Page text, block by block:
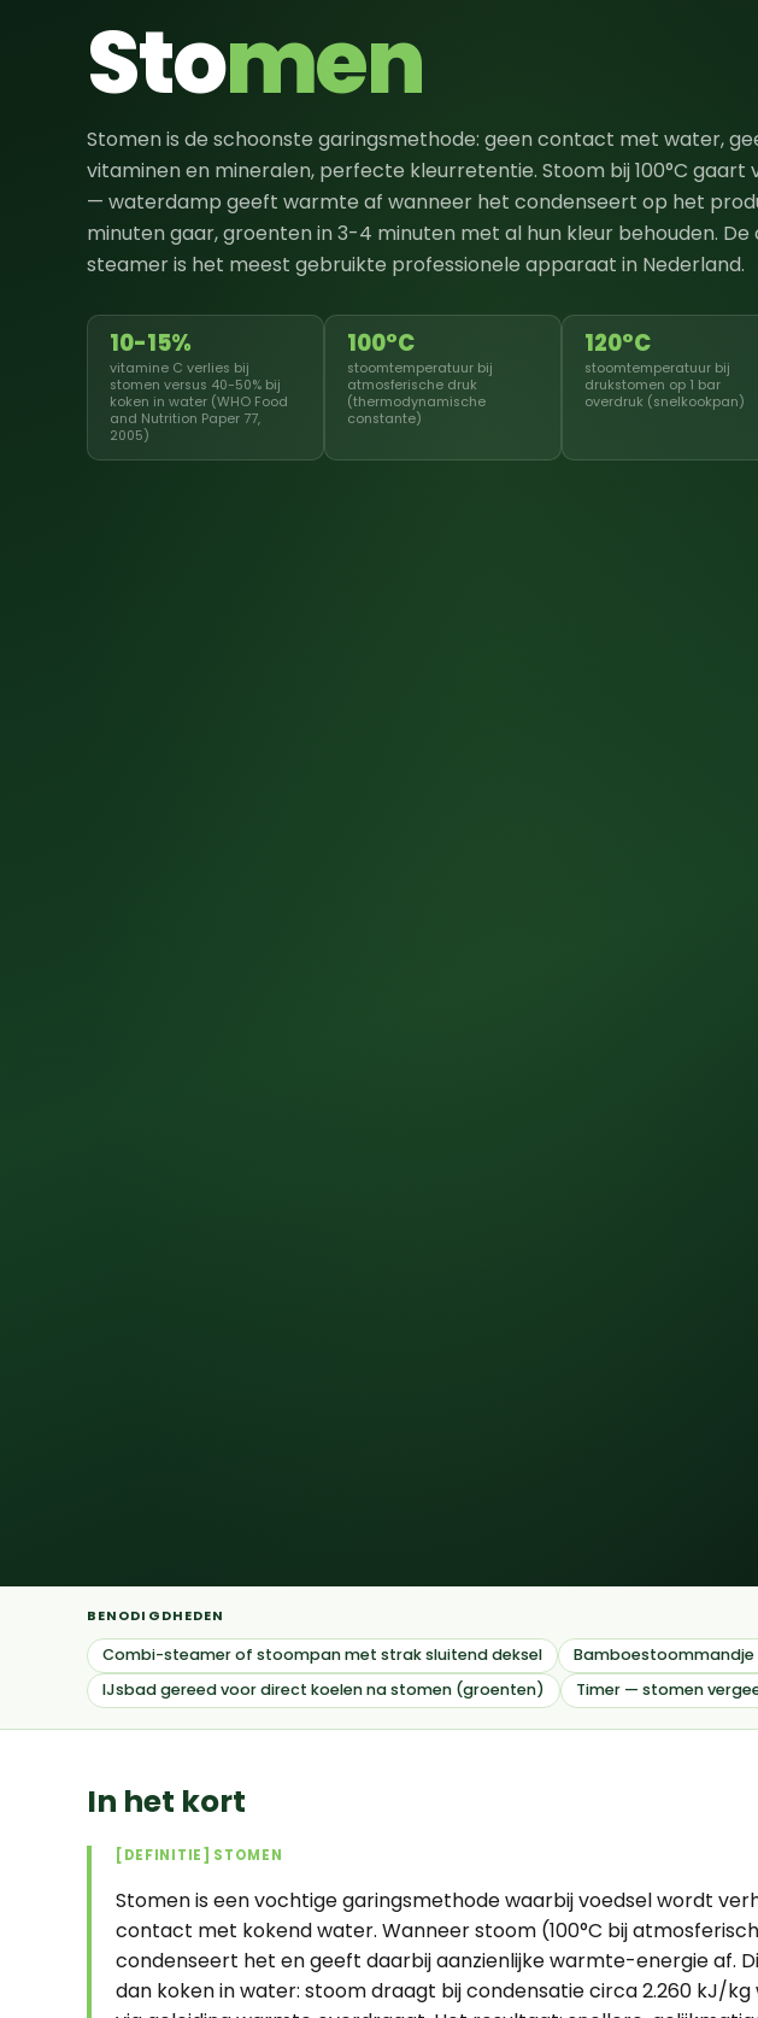
Stomen
Stomen is de schoonste garingsmethode: geen contact met water,
vitaminen en mineralen, perfecte kleurretentie. Stoom bij 100°C gaart
— waterdamp geeft warmte af wanneer het condenseert op het
minuten gaar, groenten in 3-4 minuten met al hun kleur behouden.
steamer is het meest gebruikte professionele apparaat in Nederland.
10-15%
vitamine C verlies bij
stomen versus 40-50% bij
koken in water (WHO Food
and Nutrition Paper 77,
2005)
100°C
stoomtemperatuur bij
atmosferische druk
(thermodynamische
constante)
120°C
stoomtemperatuur bij
drukstomen op 1 bar
overdruk (snelkookpan)
BENODIGDHEDEN
Combi-steamer of stoompan met strak sluitend deksel
IJsbad gereed voor direct koelen na stomen (groenten)
Timer — stomen
In het kort
[DEFINITIE] STOMEN
Stomen is een vochtige garingsmethode waarbij voedsel wordt
contact met kokend water. Wanneer stoom (100°C bij
condenseert het en geeft daarbij aanzienlijke warmte-energie af.
dan koken in water: stoom draagt bij condensatie circa 2.260 kJ/